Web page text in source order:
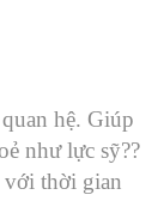
hệ. Giúp
như lực sỹ??
với thời gian